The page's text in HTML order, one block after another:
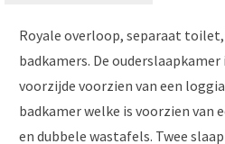
Royale overloop, separaat toilet,
badkamers. De ouderslaapkamer
voorzijde voorzien van een
badkamer welke is voorzien van
en dubbele wastafels. Twee